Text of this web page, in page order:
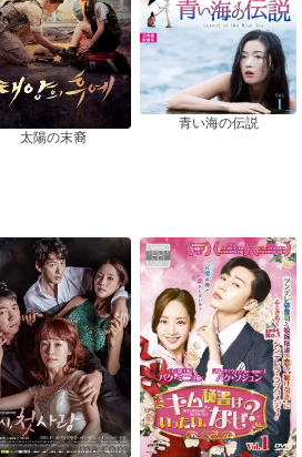
太陽の末裔
青い海の伝説